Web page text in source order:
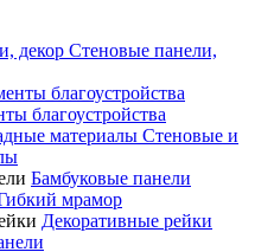
Стеновые панели,
благоустройства
Стеновые и
Бамбуковые панели
мрамор
Декоративные рейки